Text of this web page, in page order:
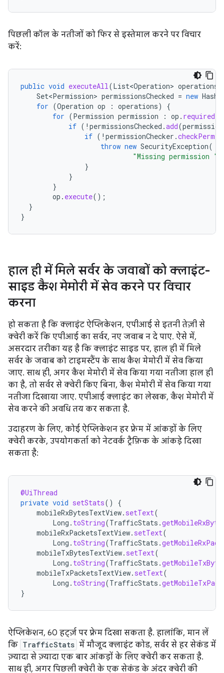
पिछली कॉल के नतीजों को फिर से इस्तेमाल करने पर विचार
करें:
public void executeAll(List<Operation> operations
Set<Permission> permissionsChecked = new
for (Operation op : operations)
{
for (Permission permission : op .
if ( ! permissionsChecked .add(permission
if ( ! permissionChecker .
throw new SecurityException(
"Missing permission "
}
}
}
op . execute();
}
}
हाल ही में मिले सर्वर के जवाबों को क्लाइंट-
साइड कैश मेमोरी में सेव करने पर विचार
करना
हो सकता है कि क्लाइंट ऐप्लिकेशन, एपीआई से इतनी तेज़ी से
क्वेरी करें कि एपीआई का सर्वर, नए जवाब न दे पाए. ऐसे में,
असरदार तरीका यह है कि क्लाइंट साइड पर, हाल ही में मिले
सर्वर के जवाब को टाइमस्टैंप के साथ कैश मेमोरी में सेव किया
जाए. साथ ही, अगर कैश मेमोरी में सेव किया गया नतीजा हाल ही
का है, तो सर्वर से क्वेरी किए बिना, कैश मेमोरी में सेव किया गया
नतीजा दिखाया जाए. एपीआई क्लाइंट का लेखक, कैश मेमोरी में
सेव करने की अवधि तय कर सकता है.
उदाहरण के लिए, कोई ऐप्लिकेशन हर फ़्रेम में आंकड़ों के लिए
क्वेरी करके, उपयोगकर्ता को नेटवर्क ट्रैफ़िक के आंकड़े दिखा
सकता है:
@UiThread
private void setStats()
{
mobileRxBytesTextView. setText(
Long . toString(TrafficStats .
mobileRxPacketsTextView. setText(
Long . toString(TrafficStats .
mobileTxBytesTextView. setText(
Long . toString(TrafficStats .
mobileTxPacketsTextView. setText(
Long . toString(TrafficStats .
}
ऐप्लिकेशन, 60 हर्ट्ज़ पर फ़्रेम दिखा सकता है. हालांकि, मान लें
कि TrafficStats में मौजूद क्लाइंट कोड, सर्वर से हर सेकंड में
ज़्यादा से ज़्यादा एक बार आंकड़ों के लिए क्वेरी कर सकता है.
साथ ही, अगर पिछली क्वेरी के एक सेकंड के अंदर क्वेरी की